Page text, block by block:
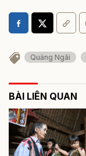
Quảng Ngãi
BÀI LIÊN QUAN